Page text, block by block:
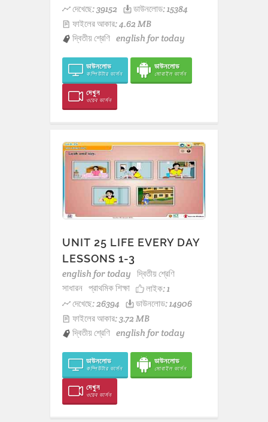
দেখেছে: 39152
ডাউনলোড: 15384
ফাইলের আকার: 4.62 MB
দ্বিতীয় শ্রেণি english for today
ডাউনলোড
কম্পিউটার ভার্সন
ডাউনলোড
মোবাইল ভার্সন
দেখুন
ওয়েব ভার্সন
UNIT 25 LIFE EVERY DAY
LESSONS 1-3
english for today দ্বিতীয় শ্রেণি
সাধারন প্রাথমিক শিক্ষা লাইক:1
দেখেছে: 26394
ডাউনলোড: 14906
ফাইলের আকার: 3.72 MB
দ্বিতীয় শ্রেণি english for today
ডাউনলোড
কম্পিউটার ভার্সন
ডাউনলোড
মোবাইল ভার্সন
দেখুন
ওয়েব ভার্সন